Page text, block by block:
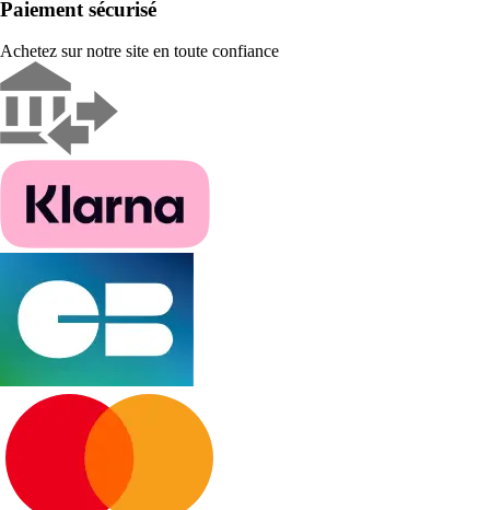
Paiement sécurisé
Achetez sur notre site en toute confiance